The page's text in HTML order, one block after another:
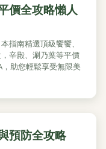
價全攻略懶人
指南精選頂級饗饗、
辛殿、涮乃葉等平價
助您輕鬆享受無限美
預防全攻略